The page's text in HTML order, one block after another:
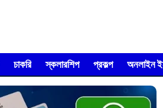
চাকরি স্কলারশিপ প্রকল্প অনলাইন